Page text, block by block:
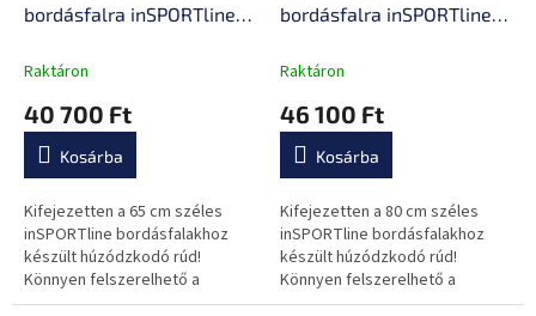
bordásfalra inSPORTline
konstrukció, könnyen
tartósság
Raktáron
40 700 Ft
Kosárba
Kifejezetten a 65 cm széles
inSPORTline bordásfalakhoz
készült húzódzkodó rúd!
Könnyen felszerelhető a
bordásfalra.
bordásfalra inSPORTline
konstrukció, könnyen
tartósság
Raktáron
46 100 Ft
Kosárba
Kifejezetten a 80 cm széles
inSPORTline bordásfalakhoz
készült húzódzkodó rúd!
Könnyen felszerelhető a
bordásfalra.